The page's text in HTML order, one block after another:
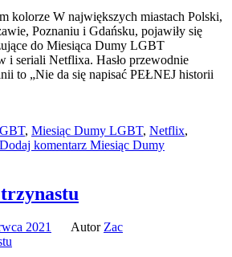
kolorze W największych miastach Polski,
Poznaniu i Gdańsku, pojawiły się
do Miesiąca Dumy LGBT
i seriali Netflixa. Hasło przewodnie
to „Nie da się napisać PEŁNEJ historii
, Miesiąc Dumy LGBT, Netflix,
Dodaj komentarz Miesiąc Dumy
2021 AutorZac